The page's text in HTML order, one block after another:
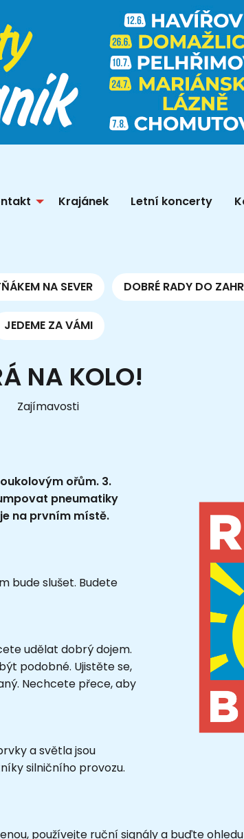
Krajánek Letní koncerty
NA SEVER DOBRÉ RADY DO
JEDEME ZA VÁMI
NA KOLO!
Zajímavosti
ořům. 3.
pneumatiky
na prvním místě.
bude slušet. Budete
udělat dobrý dojem.
podobné. Ujistěte se,
Nechcete přece, aby
a světla jsou
silničního provozu.
používejte ruční signály a buďte